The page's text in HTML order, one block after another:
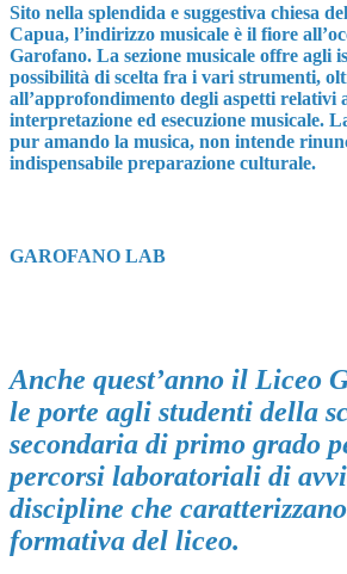
Sito nella splendida e suggestiva chiesa
Capua, l’indirizzo musicale è il fiore
Garofano. La sezione musicale offre agli
possibilità di scelta fra i vari strumenti,
all’approfondimento degli aspetti relativi
interpretazione ed esecuzione musicale.
pur amando la musica, non intende
indispensabile preparazione culturale.
GAROFANO LAB
Anche quest’anno il Liceo
le porte agli studenti della
secondaria di primo grado
percorsi laboratoriali di
discipline che
formativa del liceo.